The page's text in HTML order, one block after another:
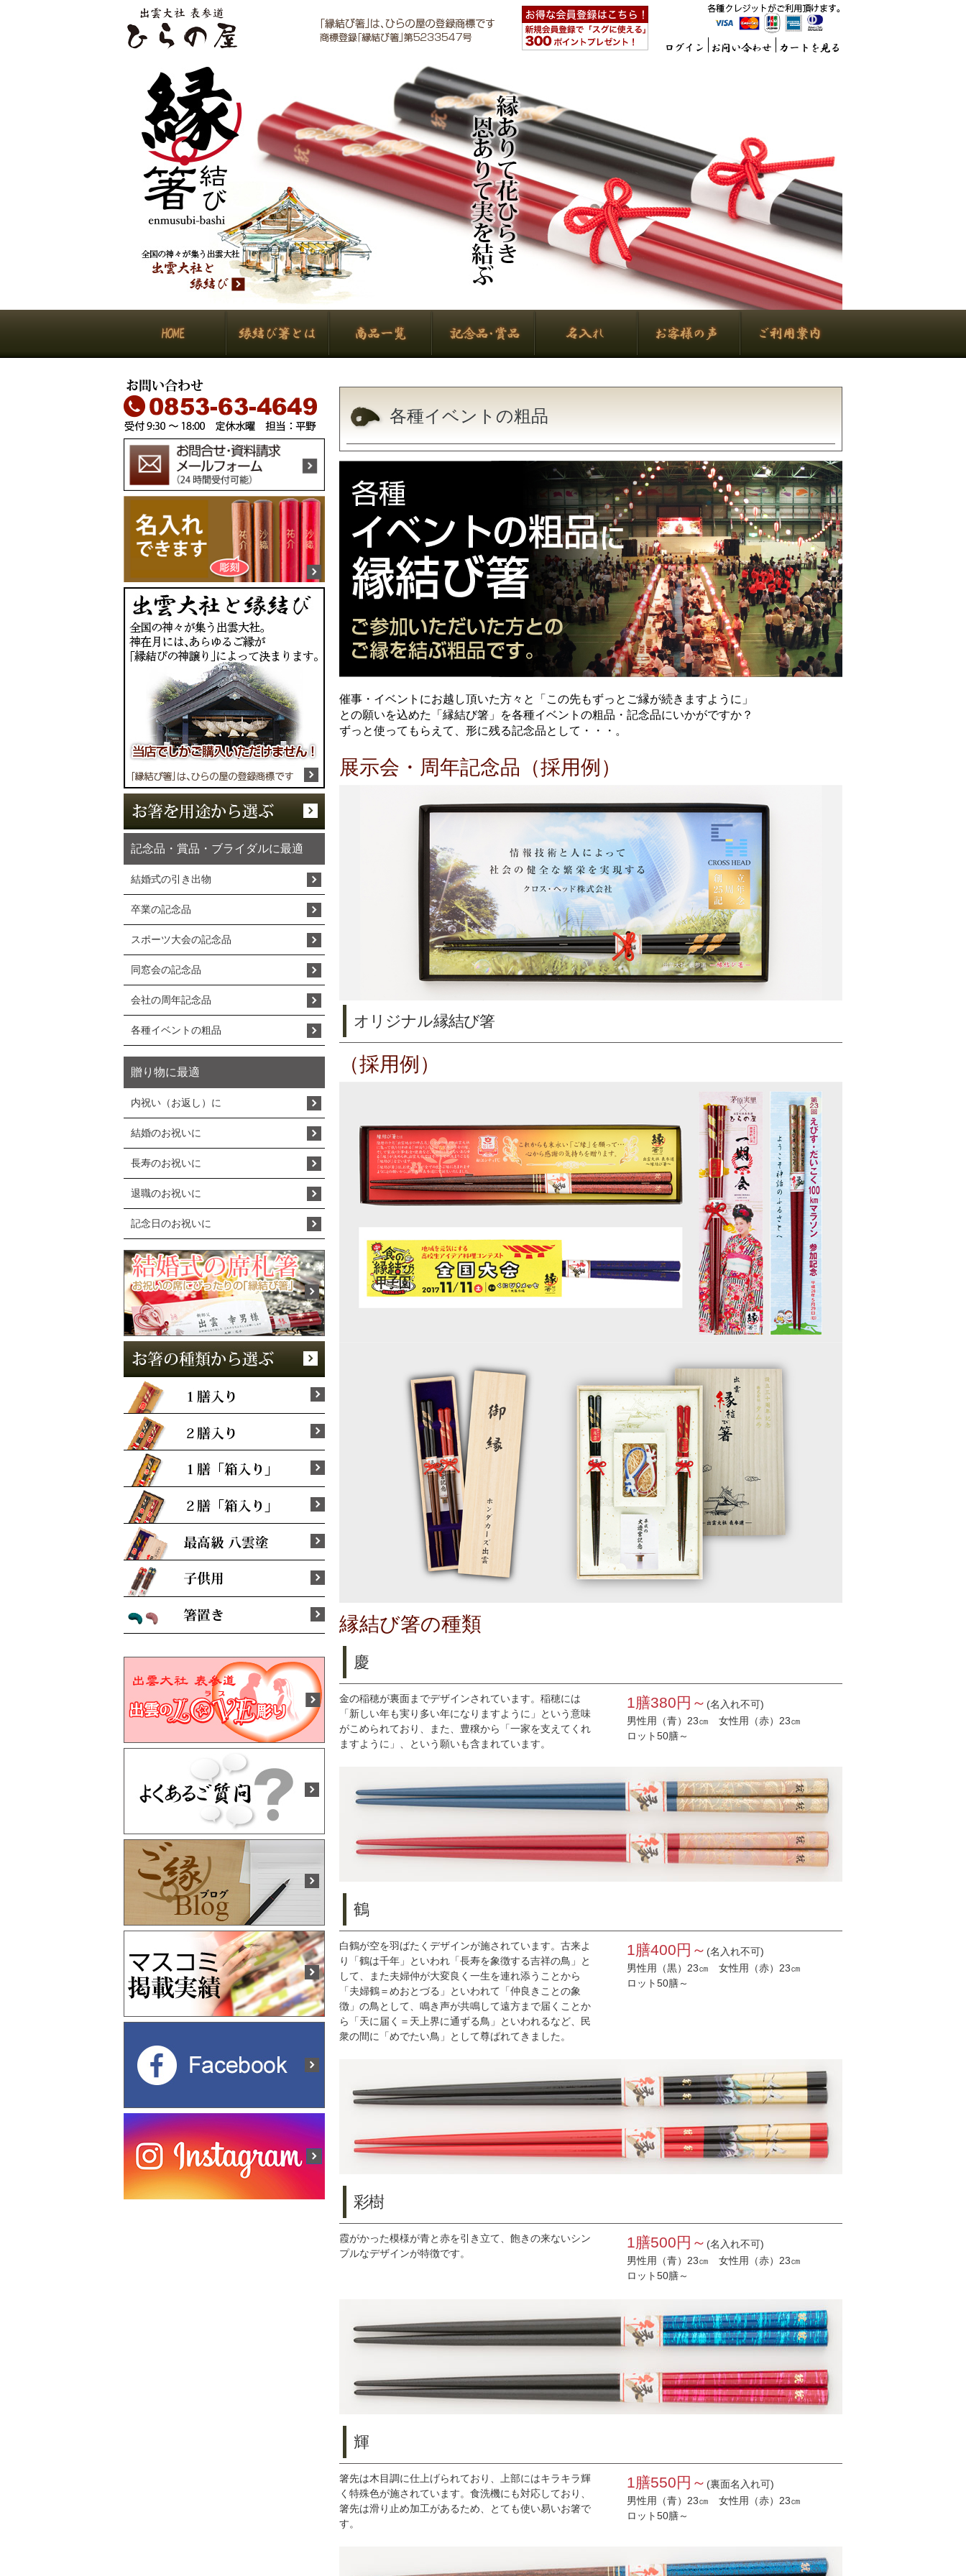
各種イベントの粗品
催事・イベントにお越し頂いた方々と「この先もずっとご縁が続きますように」
との願いを込めた「縁結び箸」を各種イベントの粗品・記念品にいかがですか？
ずっと使ってもらえて、形に残る記念品として・・・。
展示会・周年記念品（採用例）
オリジナル縁結び箸
（採用例）
縁結び箸の種類
慶
金の稲穂が裏面までデザインされています。稲穂には
「新しい年も実り多い年になりますように」という意味
がこめられており、また、豊穣から「一家を支えてくれ
ますように」、という願いも含まれています。
1膳380円～ (名入れ不可)
男性用（青）23㎝ 女性用（赤）23㎝
ロット50膳～
鶴
白鶴が空を羽ばたくデザインが施されています。古来よ
り「鶴は千年」といわれ「長寿を象徴する吉祥の鳥」と
して、また夫婦仲が大変良く一生を連れ添うことから
「夫婦鶴＝めおとづる」といわれて「仲良きことの象
徴」の鳥として、鳴き声が共鳴して遠方まで届くことか
ら「天に届く＝天上界に通ずる鳥」といわれるなど、民
衆の間に「めでたい鳥」として尊ばれてきました。
1膳400円～ (名入れ不可)
男性用（黒）23㎝ 女性用（赤）23㎝
ロット50膳～
彩樹
霞がかった模様が青と赤を引き立て、飽きの来ないシン
プルなデザインが特徴です。
1膳500円～ (名入れ不可)
男性用（青）23㎝ 女性用（赤）23㎝
ロット50膳～
輝
箸先は木目調に仕上げられており、上部にはキラキラ輝
く特殊色が施されています。食洗機にも対応しており、
箸先は滑り止め加工があるため、とても使い易いお箸で
す。
1膳550円～ (裏面名入れ可)
男性用（青）23㎝ 女性用（赤）23㎝
ロット50膳～
記念品・賞品・ブライダルに最適
結婚式の引き出物
卒業の記念品
スポーツ大会の記念品
同窓会の記念品
会社の周年記念品
各種イベントの粗品
贈り物に最適
内祝い（お返し）に
結婚のお祝いに
長寿のお祝いに
退職のお祝いに
記念日のお祝いに